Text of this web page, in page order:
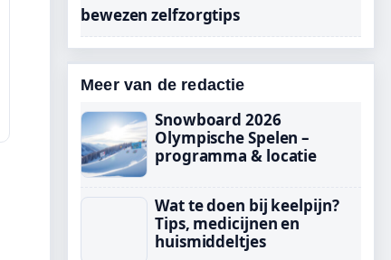
bewezen zelfzorgtips
Meer van de redactie
Snowboard 2026
Olympische Spelen –
programma & locatie
Wat te doen bij keelpijn?
Tips, medicijnen en
huismiddeltjes